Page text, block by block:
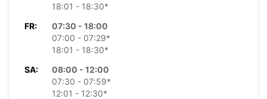
18:01 - 18:30*
FR:
07:30 - 18:00
07:00 - 07:29*
18:01 - 18:30*
SA:
08:00 - 12:00
07:30 - 07:59*
12:01 - 12:30*